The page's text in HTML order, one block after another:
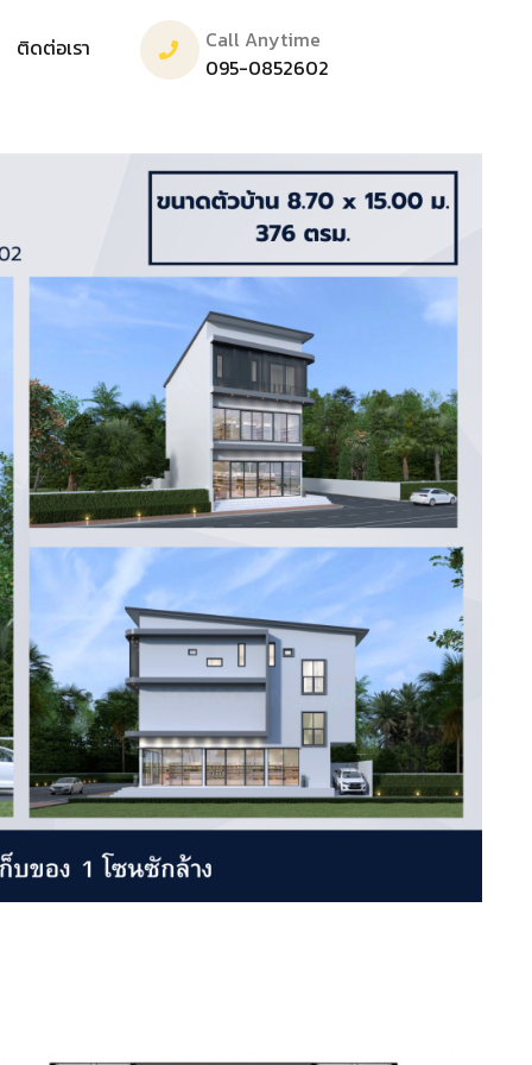
ติดต่อเรา
Call Anytime
095-0852602